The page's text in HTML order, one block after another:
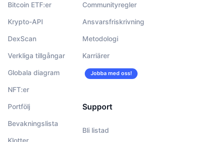
Bitcoin ETF:er
Krypto-API
DexScan
Verkliga tillgångar
Globala diagram
NFT:er
Portfölj
Bevakningslista
Communityregler
Ansvarsfriskrivning
Metodologi
Karriärer
Jobba med oss!
Support
Bli listad